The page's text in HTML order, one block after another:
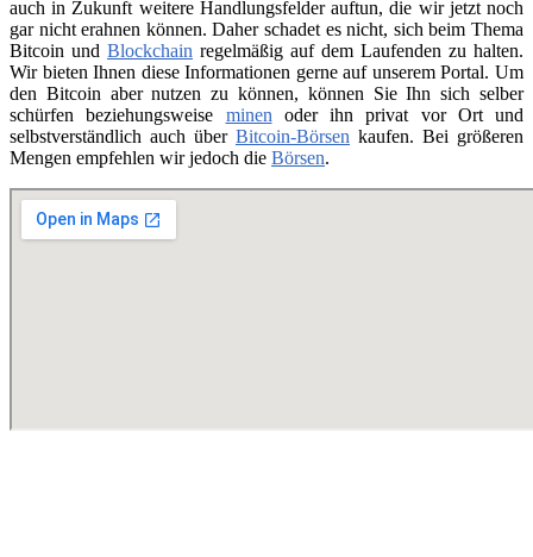
auch in Zukunft weitere Handlungsfelder auftun, die wir jetzt noch
gar nicht erahnen können. Daher schadet es nicht, sich beim Thema
Bitcoin und Blockchain regelmäßig auf dem Laufenden zu halten.
Wir bieten Ihnen diese Informationen gerne auf unserem Portal. Um
den Bitcoin aber nutzen zu können, können Sie Ihn sich selber
schürfen beziehungsweise minenoder ihn privat vor Ort und
selbstverständlich auch über Bitcoin-Börsen kaufen. Bei größeren
Mengen empfehlen wir jedoch die Börsen.